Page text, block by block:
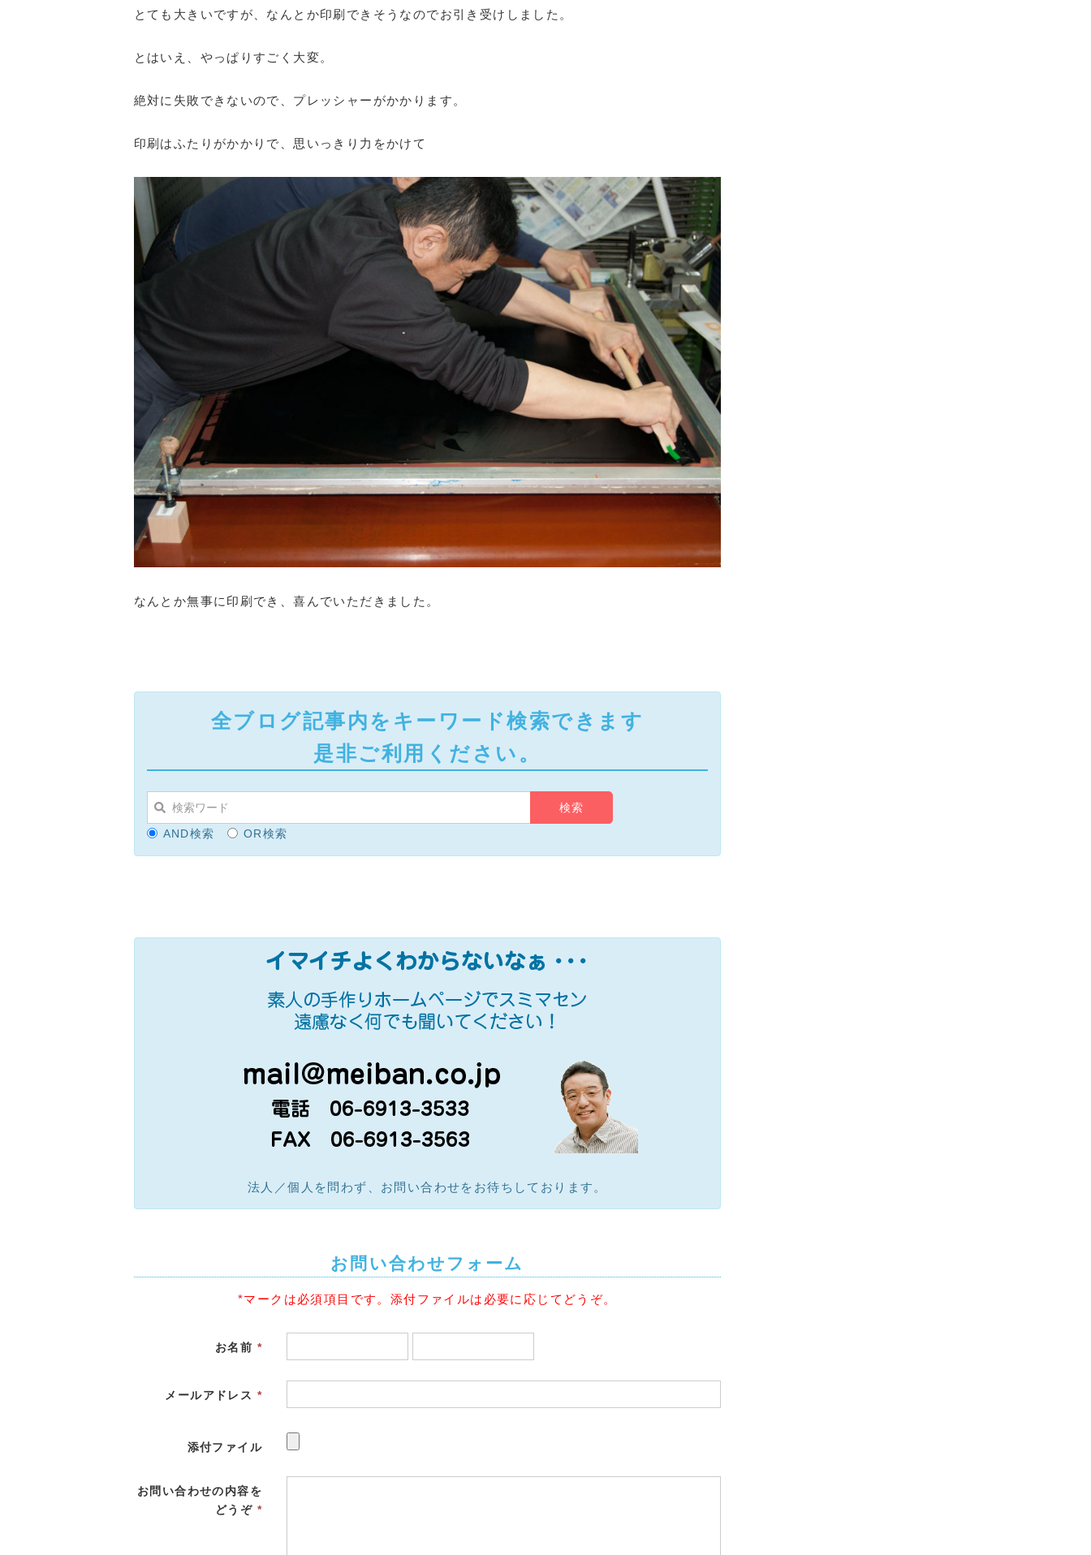
とても大きいですが、なんとか印刷できそうなのでお引き受けしました。
とはいえ、やっぱりすごく大変。
絶対に失敗できないので、プレッシャーがかかります。
印刷はふたりがかかりで、思いっきり力をかけて
なんとか無事に印刷でき、喜んでいただきました。
全ブログ記事内をキーワード検索できます
是非ご利用ください。
AND検索 OR検索
法人／個人を問わず、お問い合わせをお待ちしております。
お 問い合わせフォーム
*マークは必須項目です。添付ファイルは必要に応じてどうぞ。
お名前 *
メールアドレス *
添付ファイル
お問い合わせの内容を
どうぞ *